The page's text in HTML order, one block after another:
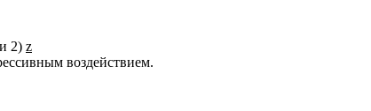
2) z
воздействием.